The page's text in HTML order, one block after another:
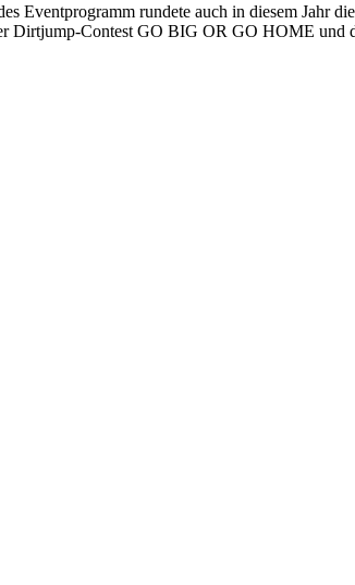
Eventprogramm rundete auch in diesem
Dirtjump-Contest GO BIG OR GO HOME